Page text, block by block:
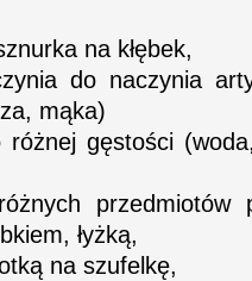
na kłębek,
do naczynia
mąka)
różnej gęstości
przedmiotów
łyżką,
na szufelkę,